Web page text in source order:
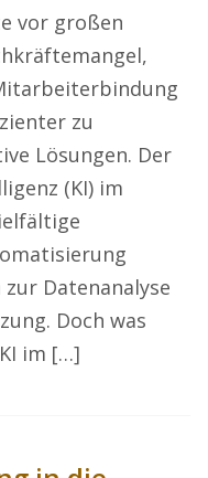
vor großen
zu
Lösungen. Der
(KI) im
Datenanalyse
Doch was
im […]